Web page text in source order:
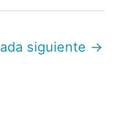
siguiente →